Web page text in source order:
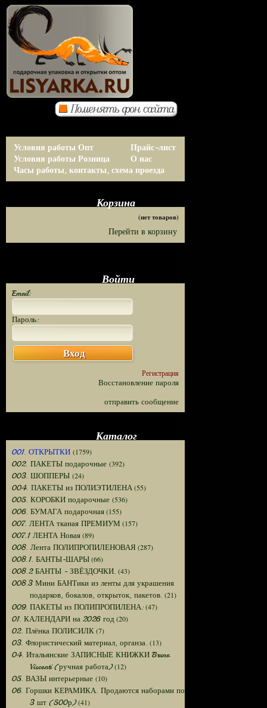
Условия работы Опт
Условия работы Розница
Прайс-лист
О нас
Часы работы, контакты, схема проезда
Корзина
(нет товаров)
Перейти в корзину
Войти
Email:
Пароль:
Вход
Регистрация
Восстановление пароля
отправить сообщение
Каталог
001. ОТКРЫТКИ (1759)
002. ПАКЕТЫ подарочные (392)
003. ШОППЕРЫ (24)
004. ПАКЕТЫ из ПОЛИЭТИЛЕНА(55)
005. КОРОБКИ подарочные (536)
006. БУМАГА подарочная(155)
007. ЛЕНТА тканая ПРЕМИУМ (157)
007.1 ЛЕНТА Новая(89)
008. Лента ПОЛИПРОПИЛЕНОВАЯ (287)
008.1. БАНТЫ-ШАРЫ(66)
008.2 БАНТЫ - ЗВЁЗДОЧКИ. (43)
008.3 Мини БАНТики из ленты для украшения
подарков, бокалов, открыток, пакетов. (21)
009. ПАКЕТЫ из ПОЛИПРОПИЛЕНА:(47)
01. КАЛЕНДАРИ на 2026 год (20)
02. Плёнка ПОЛИСИЛК(7)
03. Флористический материал, органза. (13)
04. Итальянские ЗАПИСНЫЕ КНИЖКИ Bruno
Visconti (ручная работа)(12)
05. ВАЗЫ интерьерные (10)
06. Горшки КЕРАМИКА. Продаются наборами по
3 шт (500р)(41)